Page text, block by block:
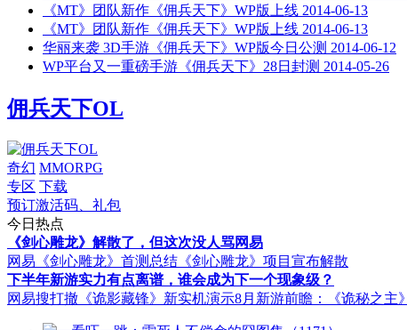
《MT》团队新作《佣兵天下》WP版上线 2014-06-13
《MT》团队新作《佣兵天下》WP版上线 2014-06-13
华丽来袭 3D手游《佣兵天下》WP版今日公测 2014-06-12
WP平台又一重磅手游《佣兵天下》28日封测 2014-05-26
佣兵天下OL
奇幻 MMORPG
专区 下载
预订激活码、礼包
今日热点
《剑心雕龙》解散了，但这次没人骂网易
网易《剑心雕龙》首测总结 《剑心雕龙》项目宣布解散
下半年新游实力有点离谱，谁会成为下一个现象级？
网易搜打撤《诡影藏锋》新实机演示8月新游前瞻：《诡秘之主